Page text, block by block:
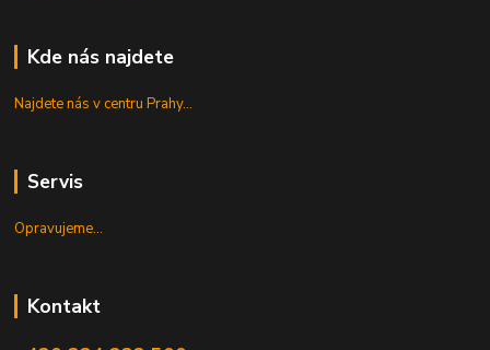
Kde nás najdete
Najdete nás v centru Prahy...
Servis
Opravujeme...
Kontakt